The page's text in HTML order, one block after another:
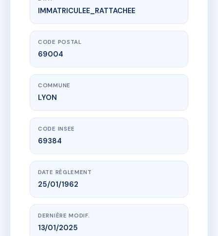
www.vme.plus/AC6866263
IVRY (11 RUE D')
11 r d'ivry69004 LYON
IMMATRICULEE_RATTACHEE
CODE POSTAL
69004
COMMUNE
LYON
CODE INSEE
69384
DATE RÈGLEMENT
25/01/1962
DERNIÈRE MODIF.
13/01/2025